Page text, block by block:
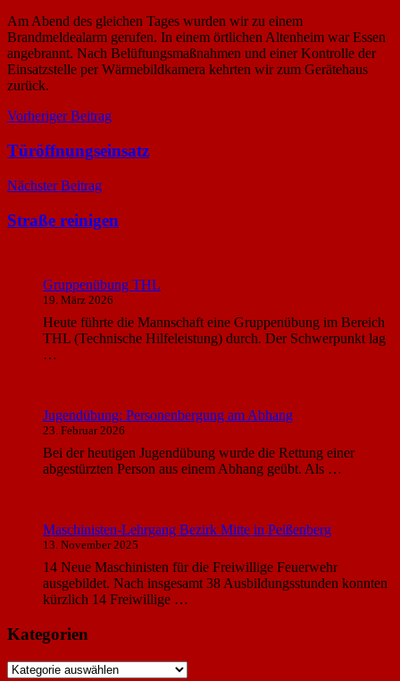
Am Abend des gleichen Tages wurden wir zu einem
Brandmeldealarm gerufen. In einem örtlichen Altenheim war Essen
angebrannt. Nach Belüftungsmaßnahmen und einer Kontrolle der
Einsatzstelle per Wärmebildkamera kehrten wir zum Gerätehaus
zurück.
Beitragsnavigation
Vorheriger Beitrag
Türöffnungseinsatz
Nächster Beitrag
Straße reinigen
Gruppenübung THL
19. März 2026
Heute führte die Mannschaft eine Gruppenübung im Bereich
THL (Technische Hilfeleistung) durch. Der Schwerpunkt lag
…
Jugendübung: Personenbergung am Abhang
23. Februar 2026
Bei der heutigen Jugendübung wurde die Rettung einer
abgestürzten Person aus einem Abhang geübt. Als …
Maschinisten-Lehrgang Bezirk Mitte in Peißenberg
13. November 2025
14 Neue Maschinisten für die Freiwillige Feuerwehr
ausgebildet. Nach insgesamt 38 Ausbildungsstunden konnten
kürzlich 14 Freiwillige …
Kategorien
Kategorien